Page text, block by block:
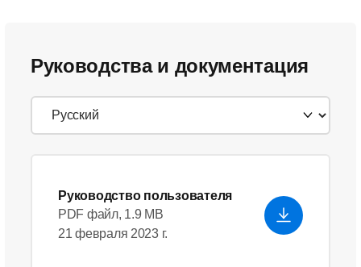
Руководства и документация
Руководство пользователя
PDF файл, 1.9 MB
21 февраля 2023 г.